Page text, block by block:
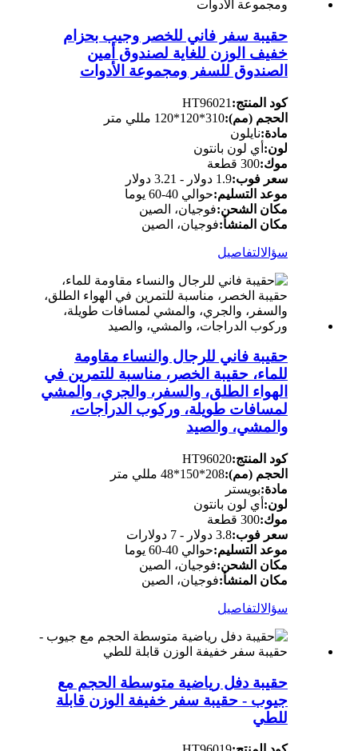
حقيبة سفر فاني للخصر وجيب بحزام
خفيف الوزن للغاية لصندوق أمين
الصندوق للسفر ومجموعة الأدوات
كود المنتج: HT96021
الحجم (مم):310*120*120 مللي متر
مادة:نايلون
لون: أي لون بانتون
موك:300 قطعة
سعر فوب:1.9 دولار - 3.21 دولار
موعد التسليم:حوالي 40-60 يوما
مكان الشحن:فوجيان، الصين
مكان المنشأ:فوجيان، الصين
سؤالالتفاصيل
حقيبة فاني للرجال والنساء مقاومة
للماء، حقيبة الخصر، مناسبة للتمرين في
الهواء الطلق، والسفر، والجري، والمشي
لمسافات طويلة، وركوب الدراجات،
والمشي، والصيد
كود المنتج:HT96020
الحجم (مم):208*150*48 مللي متر
مادة:بويستر
لون: أي لون بانتون
موك:300 قطعة
سعر فوب:3.8 دولار - 7 دولارات
موعد التسليم:حوالي 40-60 يوما
مكان الشحن:فوجيان، الصين
مكان المنشأ:فوجيان، الصين
سؤالالتفاصيل
حقيبة دفل رياضية متوسطة الحجم مع
جيوب - حقيبة سفر خفيفة الوزن قابلة
للطي